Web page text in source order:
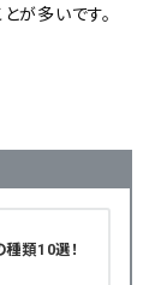
が多いです。
種類10選！